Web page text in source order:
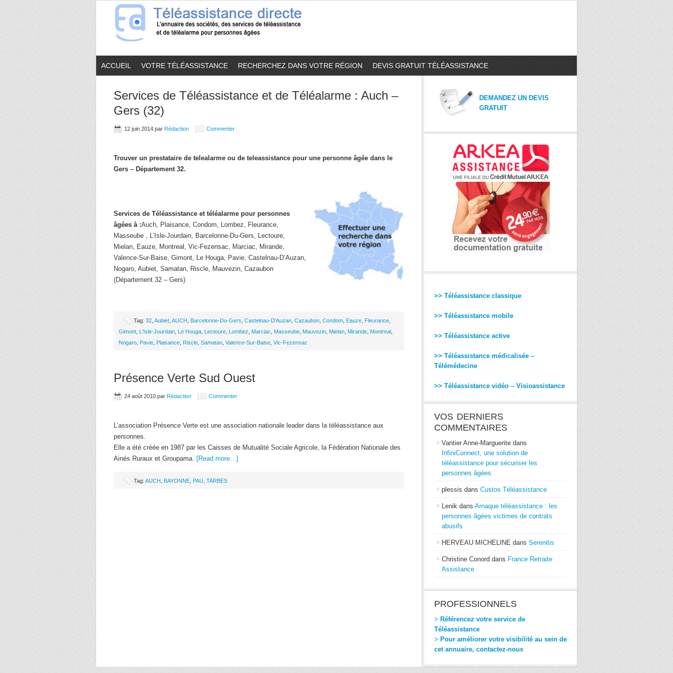
ACCUEIL VOTRE TÉLÉASSISTANCE RECHERCHEZ DANS VOTRE RÉGION DEVIS GRATUIT TÉLÉASSISTANCE
Services de Téléassistance et de Téléalarme : Auch –
Gers (32)
12 juin 2014 par Rédaction Commenter
Trouver un prestataire de telealarme ou de teleassistance pour une personne âgée dans le
Gers – Département 32.
Services de Téléassistance et téléalarme pour personnes
âgées à :Auch, Plaisance, Condom, Lombez, Fleurance,
Masseube , L’Isle-Jourdain, Barcelonne-Du-Gers, Lectoure,
Mielan, Eauze, Montreal, Vic-Fezensac, Marciac, Mirande,
Valence-Sur-Baise, Gimont, Le Houga, Pavie, Castelnau-D’Auzan,
Nogaro, Aubiet, Samatan, Riscle, Mauvezin, Cazaubon
(Département 32 – Gers)
Tag: 32 Aubiet AUCH Barcelonne-Du-Gers Castelnau-D'Auzan Cazaubon Condom Eauze Fleurance
Gimont L'Isle-Jourdain Le Houga Lectoure Lombez Marciac Masseube Mauvezin Mielan Mirande Montreal
Nogaro Pavie Plaisance Riscle Samatan Valence-Sur-Baise Vic-Fezensac
Présence Verte Sud Ouest
24 août 2010 par Rédaction Commenter
L’association Présence Verte est une association nationale leader dans la téléassistance aux
personnes.
Elle a été créée en 1987 par les Caisses de Mutualité Sociale Agricole, la Fédération Nationale des
Ainés Ruraux et Groupama. [Read more…]
Tag: AUCH BAYONNE PAU TARBES
DEMANDEZ UN DEVIS
GRATUIT
>> Téléassistance classique
>> Téléassistance mobile
>> Téléassistance active
>> Téléassistance médicalisée –
Télémédecine
>> Téléassistance vidéo – Visioassistance
VOS DERNIERS
COMMENTAIRES
Vantier Anne-Marguerite dans
InfiniConnect, une solution de
téléassistance pour sécuriser les
personnes âgées
plessis dans Custos Téléassistance
Lenik dans Arnaque téléassistance : les
personnes âgées victimes de contrats
abusifs
HERVEAU MICHELINE dans Serenitis
Christine Conord dans France Retraite
Assistance
PROFESSIONNELS
> Référencez votre service de
Téléassistance
> Pour améliorer votre visibilité au sein de
cet annuaire, contactez-nous